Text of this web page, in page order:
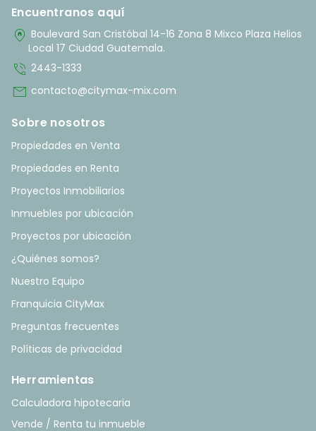
Encuentranos aquí
home_pin Boulevard San Cristóbal 14-16 Zona 8 Mixco Plaza Helios
Local 17 Ciudad Guatemala.
phone_in_talk 2443-1333
mail contacto@citymax-mix.com
Sobre nosotros
Propiedades en Venta
Propiedades en Renta
Proyectos Inmobiliarios
Inmuebles por ubicación
Proyectos por ubicación
¿Quiénes somos?
Nuestro Equipo
Franquicia CityMax
Preguntas frecuentes
Políticas de privacidad
Herramientas
Calculadora hipotecaria
Vende / Renta tu inmueble